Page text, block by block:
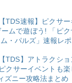
【TDS速報】ピクサー
ムで遊ぼう! 「ピク
・パルズ」速報レポ
【TDS】アトラクショ
クサーイベントも楽
ズニー攻略法まとめ